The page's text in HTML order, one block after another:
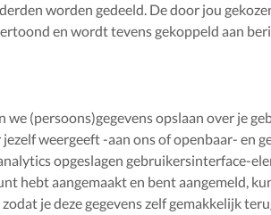
worden gedeeld. De door jou
en wordt tevens gekoppeld aan
(persoons)gegevens opslaan over je
weergeeft -aan ons of openbaar- en
opgeslagen gebruikersinterface-
hebt aangemaakt en bent aangemeld,
je deze gegevens zelf gemakkelijk